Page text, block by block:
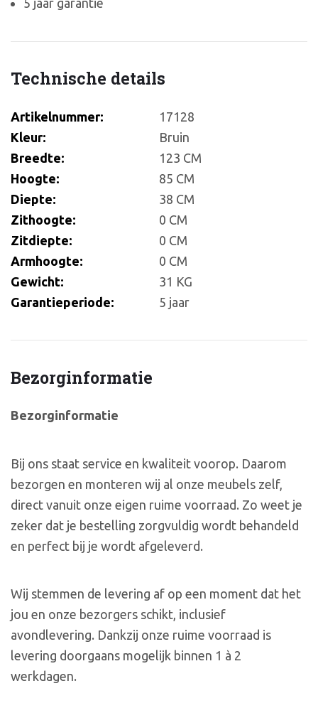
5 jaar garantie
Technische details
Artikelnummer:
17128
Kleur:
Bruin
Breedte:
123 CM
Hoogte:
85 CM
Diepte:
38 CM
Zithoogte:
0 CM
Zitdiepte:
0 CM
Armhoogte:
0 CM
Gewicht:
31 KG
Garantieperiode:
5 jaar
Bezorginformatie
Bezorginformatie
Bij ons staat service en kwaliteit voorop. Daarom
bezorgen en monteren wij al onze meubels zelf,
direct vanuit onze eigen ruime voorraad. Zo weet je
zeker dat je bestelling zorgvuldig wordt behandeld
en perfect bij je wordt afgeleverd.
Wij stemmen de levering af op een moment dat het
jou en onze bezorgers schikt, inclusief
avondlevering. Dankzij onze ruime voorraad is
levering doorgaans mogelijk binnen 1 à 2
werkdagen.